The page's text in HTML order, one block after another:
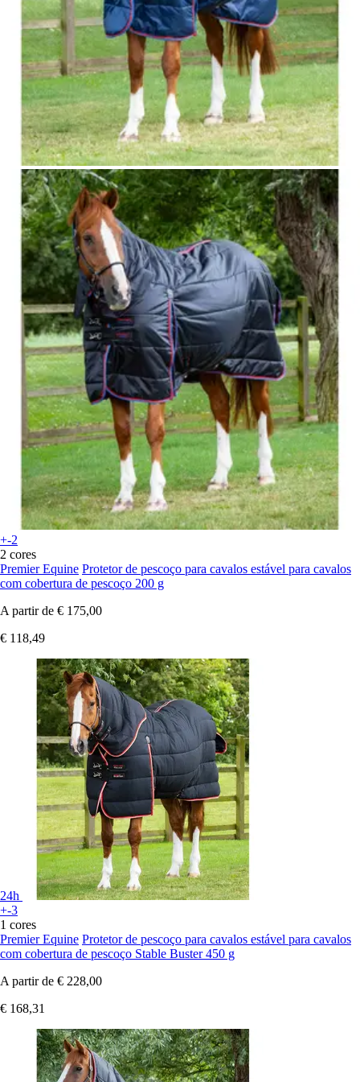
+-2
2 cores
Premier Equine Protetor de pescoço para cavalos estável para cavalos
com cobertura de pescoço 200 g
A partir de € 175,00
€ 118,49
24h
+-3
1 cores
Premier Equine Protetor de pescoço para cavalos estável para cavalos
com cobertura de pescoço Stable Buster 450 g
A partir de € 228,00
€ 168,31